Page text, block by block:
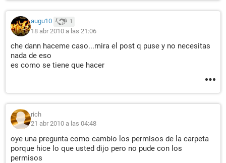
augu10 1
18 abr 2010 a las 21:06
che dann haceme caso...mira el post q puse y no necesitas
nada de eso
es como se tiene que hacer
rich
21 abr 2010 a las 04:48
oye una pregunta como cambio los permisos de la carpeta
porque hice lo que usted dijo pero no pude con los
permisos